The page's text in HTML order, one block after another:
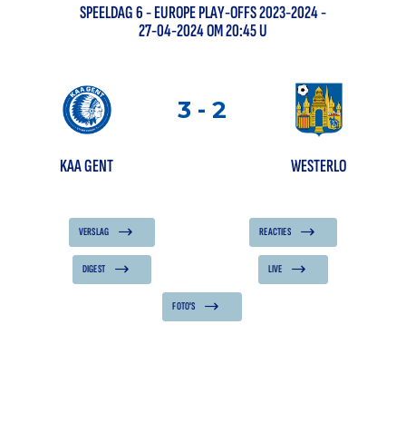
SPEELDAG6-EUROPE PLAY-OFFS 2023-2024-
27-04-2024 OM 20:45 U
3 - 2
KAA GENT WESTERLO
VERSLAG REACTIES
DIGEST LIVE
FOTO'S